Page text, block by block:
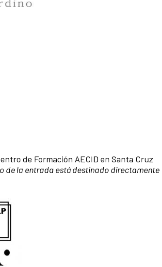
de Formación AECID en Santa Cruz
de la entrada está destinado directamente